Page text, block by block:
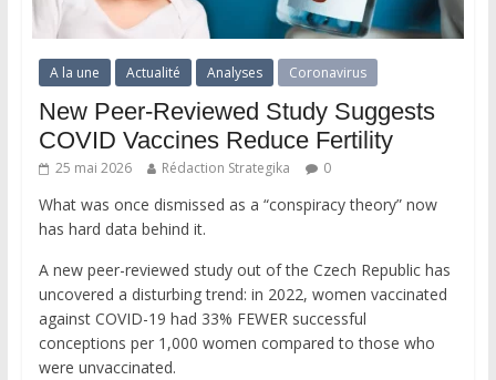
A la une Actualité Analyses Coronavirus
New Peer-Reviewed Study Suggests
COVID Vaccines Reduce Fertility
25 mai 2026 Rédaction Strategika 0
What was once dismissed as a “conspiracy theory” now
has hard data behind it.
A new peer-reviewed study out of the Czech Republic has
uncovered a disturbing trend: in 2022, women vaccinated
against COVID-19 had 33% FEWER successful
conceptions per 1,000 women compared to those who
were unvaccinated.